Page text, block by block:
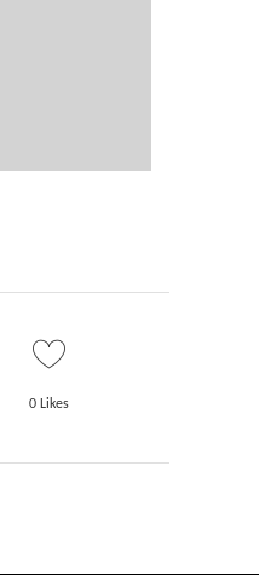
0Likes